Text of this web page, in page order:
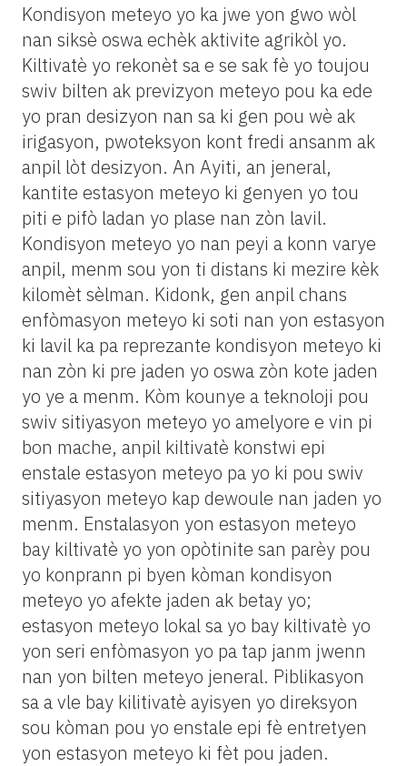
Kondisyon meteyo yo ka jwe yon gwo wòl
nan siksè oswa echèk aktivite agrikòl yo.
Kiltivatè yo rekonèt sa e se sak fè yo toujou
swiv bilten ak previzyon meteyo pou ka ede
yo pran desizyon nan sa ki gen pou wè ak
irigasyon, pwoteksyon kont fredi ansanm ak
anpil lòt desizyon. An Ayiti, an jeneral,
kantite estasyon meteyo ki genyen yo tou
piti e pifò ladan yo plase nan zòn lavil.
Kondisyon meteyo yo nan peyi a konn varye
anpil, menm sou yon ti distans ki mezire kèk
kilomèt sèlman. Kidonk, gen anpil chans
enfòmasyon meteyo ki soti nan yon estasyon
ki lavil ka pa reprezante kondisyon meteyo ki
nan zòn ki pre jaden yo oswa zòn kote jaden
yo ye a menm. Kòm kounye a teknoloji pou
swiv sitiyasyon meteyo yo amelyore e vin pi
bon mache, anpil kiltivatè konstwi epi
enstale estasyon meteyo pa yo ki pou swiv
sitiyasyon meteyo kap dewoule nan jaden yo
menm. Enstalasyon yon estasyon meteyo
bay kiltivatè yo yon opòtinite san parèy pou
yo konprann pi byen kòman kondisyon
meteyo yo afekte jaden ak betay yo;
estasyon meteyo lokal sa yo bay kiltivatè yo
yon seri enfòmasyon yo pa tap janm jwenn
nan yon bilten meteyo jeneral. Piblikasyon
sa a vle bay kilitivatè ayisyen yo direksyon
sou kòman pou yo enstale epi fè entretyen
yon estasyon meteyo ki fèt pou jaden.